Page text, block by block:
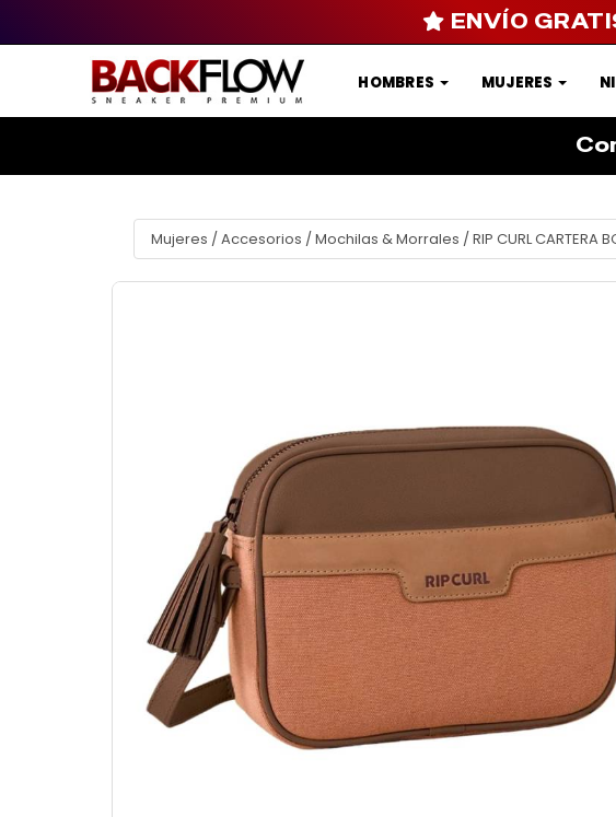
HOMBRES MUJERES
ENVÍO
Mujeres / Accesorios / Mochilas & Morrales / RIP CURL CARTERA